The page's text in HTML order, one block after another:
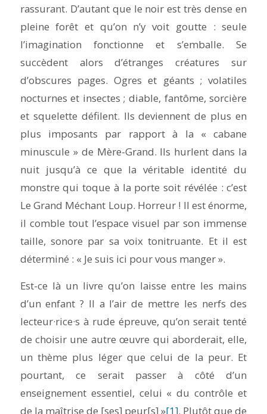
rassurant. D’autant que le noir est très dense en
pleine forêt et qu’on n’y voit goutte : seule
l’imagination fonctionne et s’emballe. Se
succèdent alors d’étranges créatures sur
d’obscures pages. Ogres et géants ; volatiles
nocturnes et insectes ; diable, fantôme, sorcière
et squelette défilent. Ils deviennent de plus en
plus imposants par rapport à la « cabane
minuscule » de Mère-Grand. Ils hurlent dans la
nuit jusqu’à ce que la véritable identité du
monstre qui toque à la porte soit révélée : c’est
Le Grand Méchant Loup. Horreur ! Il est énorme,
il comble tout l’espace visuel par son immense
taille, sonore par sa voix tonitruante. Et il est
déterminé : « Je suis ici pour vous manger ».
Est-ce là un livre qu’on laisse entre les mains
d’un enfant ? Il a l’air de mettre les nerfs des
lecteur·rice·s à rude épreuve, qu’on serait tenté
de choisir une autre œuvre qui aborderait, elle,
un thème plus léger que celui de la peur. Et
pourtant, ce serait passer à côté d’un
enseignement essentiel, celui « du contrôle et
de la maîtrise de [ses] peur[s] »[1]. Plutôt que de